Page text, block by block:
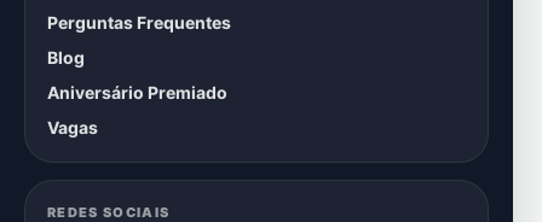
Perguntas Frequentes
Blog
Aniversário Premiado
Vagas
REDES SOCIAIS